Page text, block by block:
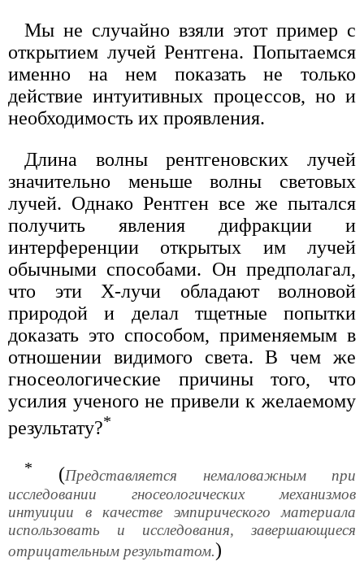
Мы не случайно взяли этот пример с
открытием лучей Рентгена. Попытаемся
именно на нем показать не только
действие интуитивных процессов, но и
необходимость их проявления.
Длина волны рентгеновских лучей
значительно меньше волны световых
лучей. Однако Рентген все же пытался
получить явления дифракции и
интерференции открытых им лучей
обычными способами. Он предполагал,
что эти Х-лучи обладают волновой
природой и делал тщетные попытки
доказать это способом, применяемым в
отношении видимого света. В чем же
гносеологические причины того, что
усилия ученого не привели к желаемому
результату?*
* (Представляется немаловажным при
исследовании гносеологических механизмов
интуиции в качестве эмпирического материала
использовать и исследования, завершающиеся
отрицательным результатом.)